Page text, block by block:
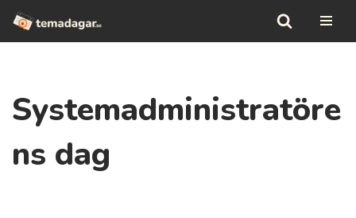
Hoppa
Systemadministratöre
ns dag